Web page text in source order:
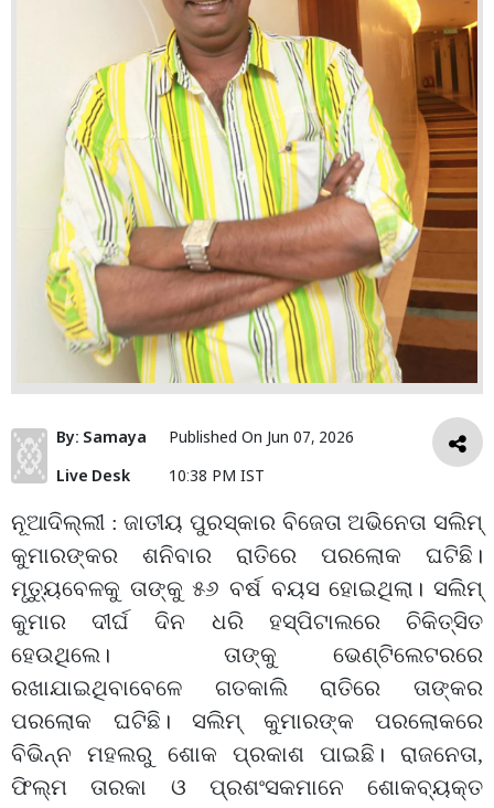
By: Samaya
Live Desk
Published On Jun 07, 2026
10:38 PM IST
ନୂଆଦିଲ୍ଲୀ : ଜାତୀୟ ପୁରସ୍କାର ବିଜେତା ଅଭିନେତା ସଲିମ୍‌
କୁମାରଙ୍କର ଶନିବାର ରାତିରେ ପରଲୋକ ଘଟିଛି।
ମୃତ୍ୟୁବେଳକୁ ତାଙ୍କୁ ୫୬ ବର୍ଷ ବୟସ ହୋଇଥିଲା। ସଲିମ୍‌
କୁମାର ଦୀର୍ଘ ଦିନ ଧରି ହସ୍ପିଟାଲରେ ଚିକିତ୍ସିତ
ହେଉଥିଲେ। ତାଙ୍କୁ ଭେଣ୍ଟିଲେଟରରେ
ରଖାଯାଇଥିବାବେଳେ ଗତକାଲି ରାତି‌ରେ ତାଙ୍କର
ପରଲୋକ ଘଟିଛି। ସଲିମ୍‌ କୁମାରଙ୍କ ପରଲୋକରେ
ବିଭିନ୍ନ ମହଲରୁ ଶୋକ ପ୍ରକାଶ ପାଇଛି। ରାଜ‌ନେତା,
ଫିଲ୍ମ ତାରକା ଓ ପ୍ରଶଂସକମାନେ ଶୋକବ୍ୟକ୍ତ